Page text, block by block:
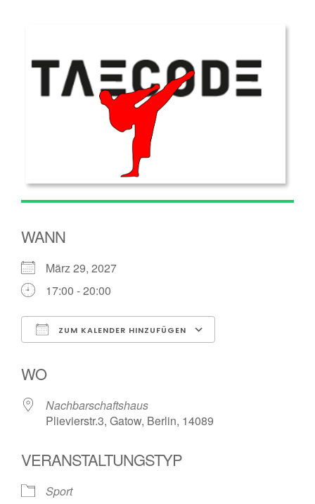
WANN
März 29, 2027
17:00 - 20:00
ZUM KALENDER HINZUFÜGEN
WO
Nachbarschaftshaus
Plievierstr.3, Gatow, Berlin, 14089
VERANSTALTUNGSTYP
Sport